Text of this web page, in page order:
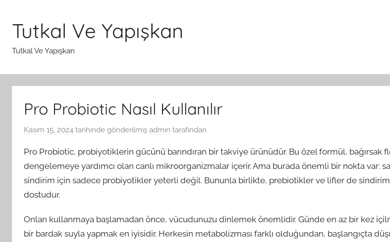
Tutkal Ve Yapışkan
Tutkal Ve Yapışkan
Pro Probiotic Nasıl Kullanılır
Kasım 15, 2024 tarihinde gönderilmiş admin tarafından
Pro Probiotic, probiyotiklerin gücünü barındıran bir takviye ürünüdür. Bu özel formül, bağırsak
dengelemeye yardımcı olan canlı mikroorganizmalar içerir. Ama burada önemli bir nokta var:
sindirim için sadece probiyotikler yeterli değil. Bununla birlikte, prebiotikler ve lifler de
dostudur.
Onları kullanmaya başlamadan önce, vücudunuzu dinlemek önemlidir. Günde en az bir kez
bir bardak suyla yapmak en iyisidir. Herkesin metabolizması farklı olduğundan, başlangıçta